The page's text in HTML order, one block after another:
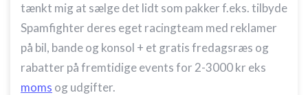
tænkt mig at sælge det lidt som pakker f.eks. tilbyde
Spamfighter deres eget racingteam med reklamer
på bil, bande og konsol + et gratis fredagsræs og
rabatter på fremtidige events for 2-3000 kr eks
moms og udgifter.